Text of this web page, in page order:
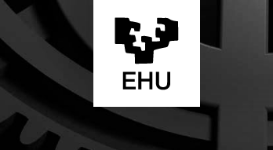
Eduki nagusira joan